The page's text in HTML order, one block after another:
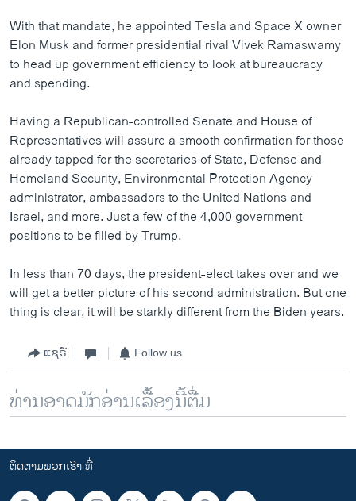
With that mandate, he appointed Tesla and Space X owner
Elon Musk and former presidential rival Vivek Ramaswamy
to head up government efficiency to look at bureaucracy
and spending.
Having a Republican-controlled Senate and House of
Representatives will assure a smooth confirmation for those
already tapped for the secretaries of State, Defense and
Homeland Security, Environmental Protection Agency
administrator, ambassadors to the United Nations and
Israel, and more. Just a few of the 4,000 government
positions to be filled by Trump.
In less than 70 days, the president-elect takes over and we
will get a better picture of his second administration. But one
thing is clear, it will be starkly different from the Biden years.
ແຊຣ໌ Follow us
ທ່ານອາດມັກອ່ານເລື້ອງນີ້ຕື່ມ
ຕິດຕາມພວກເຮົາ ທີ່